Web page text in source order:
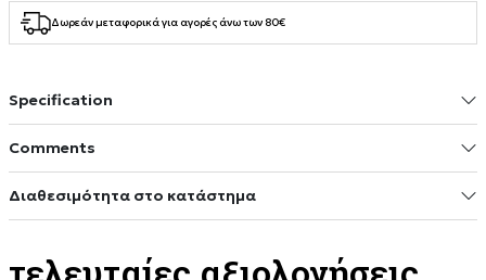
Δωρεάν μεταφορικά για αγορές άνω των 80€
Specification
Comments
Διαθεσιμότητα στο κατάστημα